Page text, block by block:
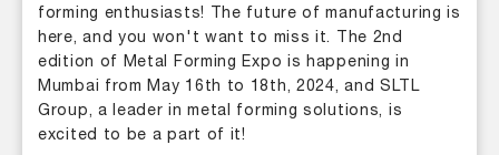
forming enthusiasts! The future of manufacturing is
here, and you won't want to miss it. The 2nd
edition of Metal Forming Expo is happening in
Mumbai from May 16th to 18th, 2024, and SLTL
Group, a leader in metal forming solutions, is
excited to be a part of it!